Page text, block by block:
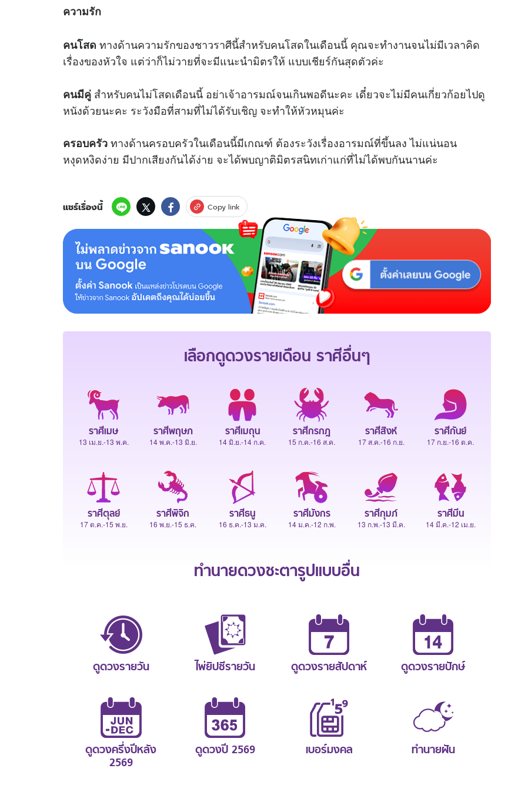
u
t
ความรัก
คนโสด ทางด้านความรักของชาวราศีนี้สำหรับคนโสดในเดือนนี้ คุณจะทำงานจนไม่มีเวลาคิด
เรื่องของหัวใจ แต่ว่าก็ไม่วายที่จะมีแนะนำมิตรให้ แบบเชียร์กันสุดตัวค่ะ
คนมีคู่ สำหรับคนไม่โสดเดือนนี้ อย่าเจ้าอารมณ์จนเกินพอดีนะคะ เดี๋ยวจะไม่มีคนเกี่ยวก้อยไปดู
หนังด้วยนะคะ ระวังมือที่สามที่ไม่ได้รับเชิญ จะทำให้หัวหมุนค่ะ
ครอบครัวทางด้านครอบครัวในเดือนนี้มีเกณฑ์ ต้องระวังเรื่องอารมณ์ที่ขึ้นลง ไม่แน่นอน
หงุดหงิดง่าย มีปากเสียงกันได้ง่าย จะได้พบญาติมิตรสนิทเก่าแก่ที่ไม่ได้พบกันนานค่ะ
แชร์เรื่องนี้ Copy link
เลือกดูดวงรายเดือน ราศีอื่นๆ
ราศีเมษ
13 เม.ย.-13 พ.ค.
ราศีพฤษภ
14 พ.ค.-13 มิ.ย.
ราศีเมถุน
14 มิ.ย.-14 ก.ค.
ราศีกรกฎ
15 ก.ค.-16 ส.ค.
ราศีสิงห์
17 ส.ค.-16 ก.ย.
ราศีกันย์
17 ก.ย.-16 ต.ค.
ราศีตุลย์
17 ต.ค.-15 พ.ย.
ราศีพิจิก
16 พ.ย.-15 ธ.ค.
ราศีธนู
16 ธ.ค.-13 ม.ค.
ราศีมังกร
14 ม.ค.-12 ก.พ.
ราศีกุมภ์
13 ก.พ.-13 มี.ค.
ราศีมีน
14 มี.ค.-12 เม.ย.
ทำนายดวงชะตารูปแบบอื่น
ดูดวงรายวัน ไพ่ยิปซีรายวัน ดูดวงรายสัปดาห์ ดูดวงรายปักษ์
ดูดวงครึ่งปีหลัง
2569
ดูดวงปี 2569 เบอร์มงคล ทำนายฝัน